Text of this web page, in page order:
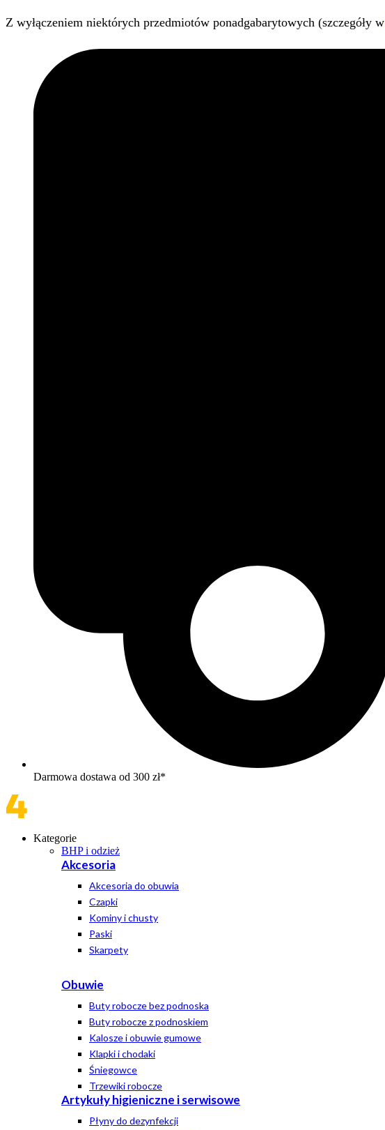
Z wyłączeniem niektórych przedmiotów ponadgabarytowych (szczegóły w
Darmowa dostawa od 300 zł*
Kategorie
BHP i odzież
Akcesoria
Akcesoria do obuwia
Czapki
Kominy i chusty
Paski
Skarpety
Obuwie
Buty robocze bez podnoska
Buty robocze z podnoskiem
Kalosze i obuwie gumowe
Klapki i chodaki
Śniegowce
Trzewiki robocze
Artykuły higieniczne i serwisowe
Płyny do dezynfekcji